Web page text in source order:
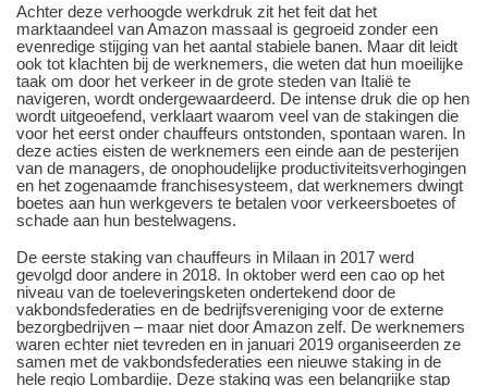
Achter deze verhoogde werkdruk zit het feit dat het
marktaandeel van Amazon massaal is gegroeid zonder een
evenredige stijging van het aantal stabiele banen. Maar dit leidt
ook tot klachten bij de werknemers, die weten dat hun moeilijke
taak om door het verkeer in de grote steden van Italië te
navigeren, wordt ondergewaardeerd. De intense druk die op hen
wordt uitgeoefend, verklaart waarom veel van de stakingen die
voor het eerst onder chauffeurs ontstonden, spontaan waren. In
deze acties eisten de werknemers een einde aan de pesterijen
van de managers, de onophoudelijke productiviteitsverhogingen
en het zogenaamde franchisesysteem, dat werknemers dwingt
boetes aan hun werkgevers te betalen voor verkeersboetes of
schade aan hun bestelwagens.
De eerste staking van chauffeurs in Milaan in 2017 werd
gevolgd door andere in 2018. In oktober werd een cao op het
niveau van de toeleveringsketen ondertekend door de
vakbondsfederaties en de bedrijfsvereniging voor de externe
bezorgbedrijven – maar niet door Amazon zelf. De werknemers
waren echter niet tevreden en in januari 2019 organiseerden ze
samen met de vakbondsfederaties een nieuwe staking in de
hele regio Lombardije. Deze staking was een belangrijke stap